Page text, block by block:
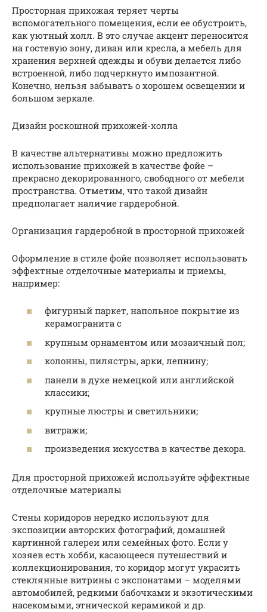
Просторная прихожая теряет черты
вспомогательного помещения, если ее обустроить,
как уютный холл. В это случае акцент переносится
на гостевую зону, диван или кресла, а мебель для
хранения верхней одежды и обуви делается либо
встроенной, либо подчеркнуто импозантной.
Конечно, нельзя забывать о хорошем освещении и
большом зеркале.
Дизайн роскошной прихожей-холла
В качестве альтернативы можно предложить
использование прихожей в качестве фойе –
прекрасно декорированного, свободного от мебели
пространства. Отметим, что такой дизайн
предполагает наличие гардеробной.
Организация гардеробной в просторной прихожей
Оформление в стиле фойе позволяет использовать
эффектные отделочные материалы и приемы,
например:
фигурный паркет, напольное покрытие из
керамогранита с
крупным орнаментом или мозаичный пол;
колонны, пилястры, арки, лепнину;
панели в духе немецкой или английской
классики;
крупные люстры и светильники;
витражи;
произведения искусства в качестве декора.
Для просторной прихожей используйте эффектные
отделочные материалы
Стены коридоров нередко используют для
экспозиции авторских фотографий, домашней
картинной галереи или семейных фото. Если у
хозяев есть хобби, касающееся путешествий и
коллекционирования, то коридор могут украсить
стеклянные витрины с экспонатами – моделями
автомобилей, редкими бабочками и экзотическими
насекомыми, этнической керамикой и др.